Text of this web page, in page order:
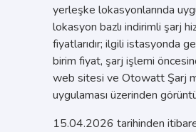
yerleşke lokasyonlarında
lokasyon bazlı indirimli şarj
fiyatlarıdır; ilgili istasyonda
birim fiyat, şarj işlemi
web sitesi ve Otowatt Şarj
uygulaması üzerinden
15.04.2026 tarihinden